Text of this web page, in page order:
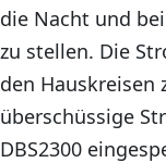
die Nacht und
zu stellen. Die
den Hauskreisen
überschüssige
DBS2300